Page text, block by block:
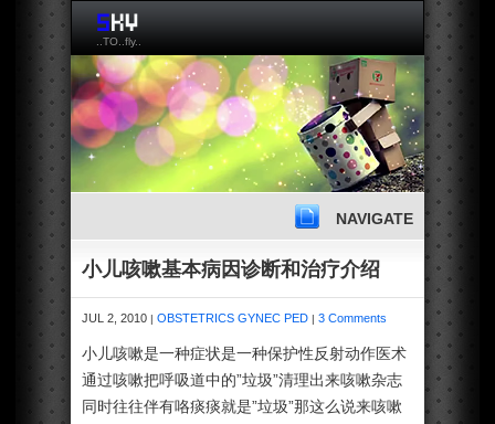
..TO..fly..
NAVIGATE
小儿咳嗽基本病因诊断和治疗介绍
JUL 2, 2010 | OBSTETRICS GYNEC PED | 3 Comments
小儿咳嗽是一种症状是一种保护性反射动作医术
通过咳嗽把呼吸道中的”垃圾”清理出来咳嗽杂志
同时往往伴有咯痰痰就是”垃圾”那这么说来咳嗽